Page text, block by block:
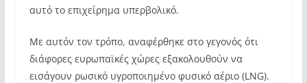
αυτό το επιχείρημα υπερβολικό.
Με αυτόν τον τρόπο, αναφέρθηκε στο γεγονός ότι
διάφορες ευρωπαϊκές χώρες εξακολουθούν να
εισάγουν ρωσικό υγροποιημένο φυσικό αέριο (LNG).